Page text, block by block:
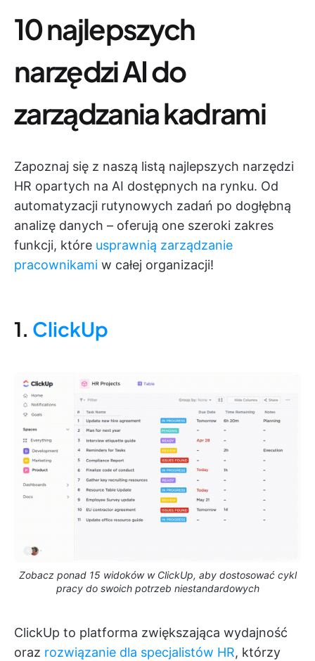
10 najlepszych
narzędzi AI do
zarządzania kadrami
Zapoznaj się z naszą listą najlepszych narzędzi
HR opartych na AI dostępnych na rynku. Od
automatyzacji rutynowych zadań po dogłębną
analizę danych – oferują one szeroki zakres
funkcji, które usprawnią zarządzanie
pracownikami w całej organizacji!
1. ClickUp
Zobacz ponad 15 widoków w ClickUp, aby dostosować cykl
pracy do swoich potrzeb niestandardowych
ClickUp to platforma zwiększająca wydajność
oraz rozwiązanie dla specjalistów HR, którzy